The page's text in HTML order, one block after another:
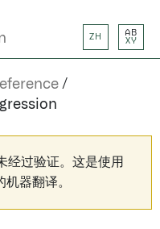
ZH
AB
XY
经过验证。这是使用
器翻译。